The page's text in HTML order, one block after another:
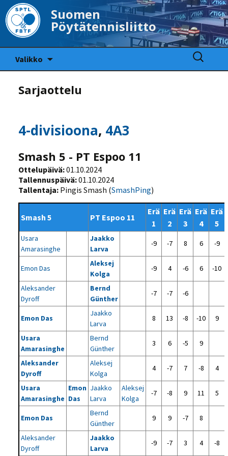
Suomen
Pöytätennisliitto
Valikko
Haku:
Sarjaottelu
4-divisioona, 4A3
Smash 5 - PT Espoo 11
Ottelupäivä:01.10.2024
Tallennuspäivä:01.10.2024
Tallentaja: Pingis Smash (SmashPing)
Smash 5 PT Espoo 11
Erä
1
Erä
2
Erä
3
Erä
4
Erä
5
Usara
Amarasinghe
Jaakko
Larva
-9 -7 8 6 -9
Emon Das
Aleksej
Kolga
-9 4 -6 6 -10
Aleksander
Dyroff
Bernd
Günther
-7 -7 -6
Emon Das
Jaakko
Larva
8 13 -8 -10 9
Usara
Amarasinghe
Bernd
Günther
3 6 -5 9
Aleksander
Dyroff
Aleksej
Kolga
4 -7 7 -8 4
Usara
Amarasinghe
Emon
Das
Jaakko
Larva
Aleksej
Kolga
-7 -8 9 11 5
Emon Das
Bernd
Günther
9 9 -7 8
Aleksander
Dyroff
Jaakko
Larva
-9 -7 3 4 -8